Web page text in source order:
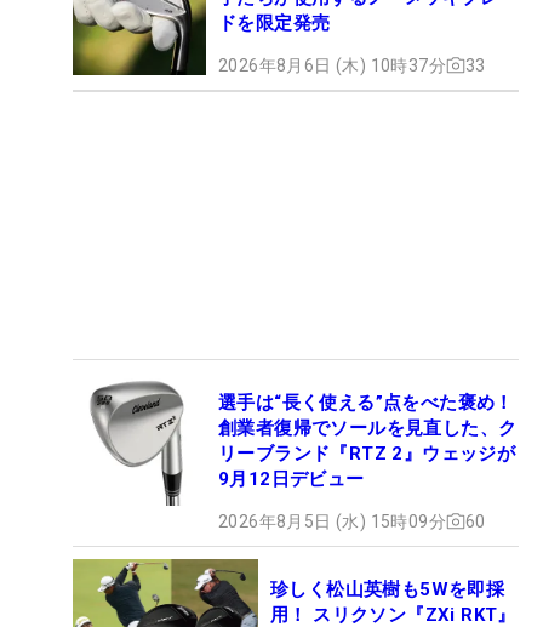
ドを限定発売
2026年8月6日 (木) 10時37分 33
選手は“長く使える”点をべた褒め！
創業者復帰でソールを見直した、ク
リーブランド『RTZ 2』ウェッジが
9月12日デビュー
2026年8月5日 (水) 15時09分 60
珍しく松山英樹も5Wを即採
用！ スリクソン『ZXi RKT』